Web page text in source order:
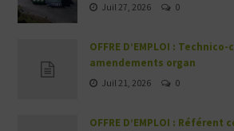
Juil 27, 2026 0
OFFRE D’EMPLOI :
amendements organ
Juil 21, 2026 0
OFFRE D’EMPLOI : Référent